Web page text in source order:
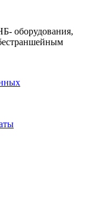
оборудования,